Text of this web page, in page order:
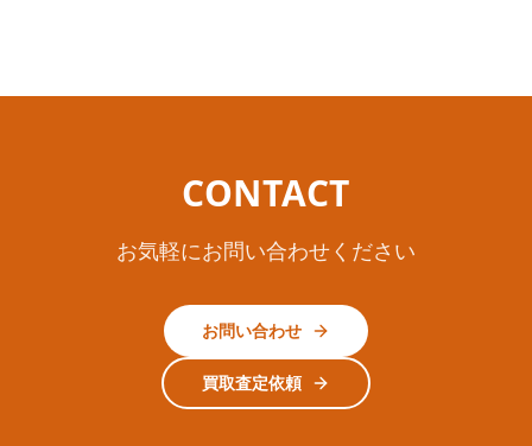
CONTACT
お気軽にお問い合わせください
お問い合わせ
買取査定依頼